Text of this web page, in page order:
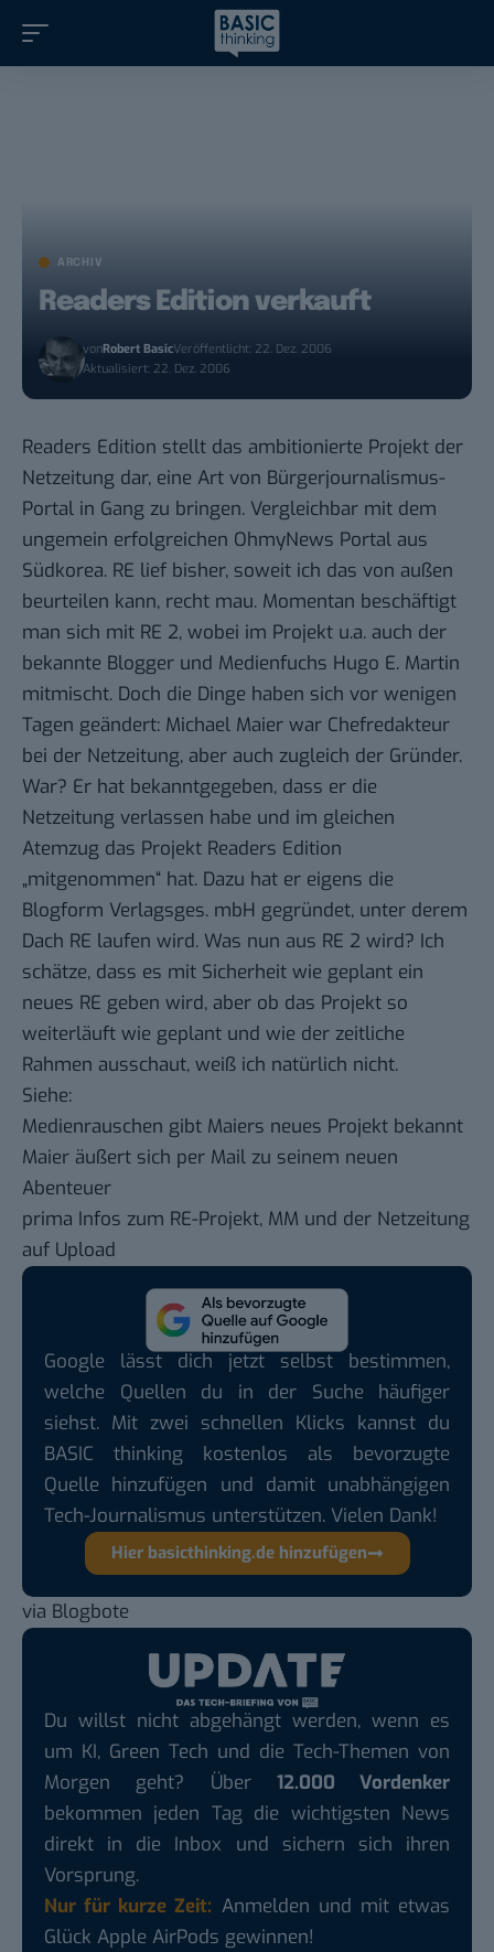
ARCHIV
Readers Edition verkauft
vonRobert BasicVeröffentlicht: 22. Dez. 2006
Aktualisiert: 22. Dez. 2006
Readers Edition stellt das ambitionierte Projekt der
Netzeitung dar, eine Art von Bürgerjournalismus-
Portal in Gang zu bringen. Vergleichbar mit dem
ungemein erfolgreichen OhmyNews Portal aus
Südkorea. RE lief bisher, soweit ich das von außen
beurteilen kann, recht mau. Momentan beschäftigt
man sich mit RE 2, wobei im Projekt u.a. auch der
bekannte Blogger und Medienfuchs Hugo E. Martin
mitmischt. Doch die Dinge haben sich vor wenigen
Tagen geändert: Michael Maier war Chefredakteur
bei der Netzeitung, aber auch zugleich der Gründer.
War? Er hat bekanntgegeben, dass er die
Netzeitung verlassen habe und im gleichen
Atemzug das Projekt Readers Edition
„mitgenommen“ hat. Dazu hat er eigens die
Blogform Verlagsges. mbH gegründet, unter derem
Dach RE laufen wird. Was nun aus RE 2 wird? Ich
schätze, dass es mit Sicherheit wie geplant ein
neues RE geben wird, aber ob das Projekt so
weiterläuft wie geplant und wie der zeitliche
Rahmen ausschaut, weiß ich natürlich nicht.
Siehe:
Medienrauschen gibt Maiers neues Projekt bekannt
Maier äußert sich per Mail zu seinem neuen
Abenteuer
prima Infos zum RE-Projekt, MM und der Netzeitung
auf Upload
Google lässt dich jetzt selbst bestimmen,
welche Quellen du in der Suche häufiger
siehst. Mit zwei schnellen Klicks kannst du
BASIC thinking kostenlos als bevorzugte
Quelle hinzufügen und damit unabhängigen
Tech-Journalismus unterstützen. Vielen Dank!
Hier basicthinking.de hinzufügen
via Blogbote
Du willst nicht abgehängt werden, wenn es
um KI, Green Tech und die Tech-Themen von
Morgen geht? Über 12.000 Vordenker
bekommen jeden Tag die wichtigsten News
direkt in die Inbox und sichern sich ihren
Vorsprung.
Nur für kurze Zeit: Anmelden und mit etwas
Glück Apple AirPods gewinnen!